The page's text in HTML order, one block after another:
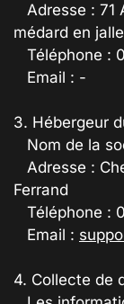
Adresse : 71
médard en
Téléphone :
Email : -
3. Hébergeur
Nom de la
Adresse :
Ferrand
Téléphone :
Email :
4. Collecte de